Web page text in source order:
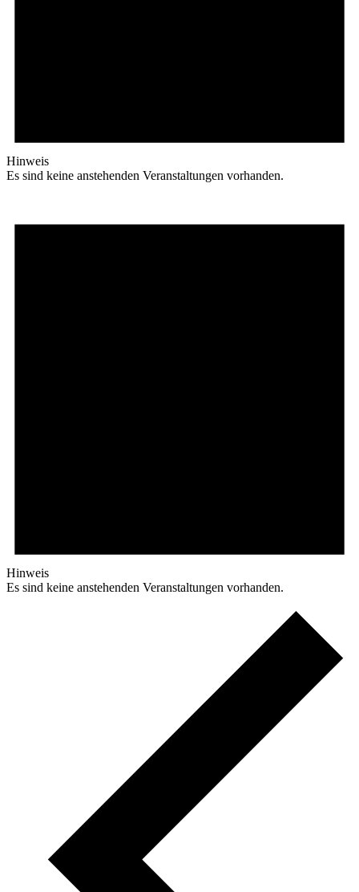
Hinweis
Es sind keine anstehenden Veranstaltungen vorhanden.
Hinweis
Es sind keine anstehenden Veranstaltungen vorhanden.